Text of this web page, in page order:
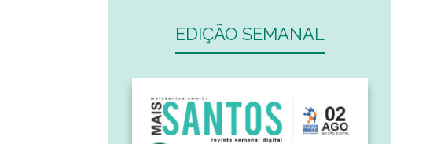
EDIÇÃO SEMANAL